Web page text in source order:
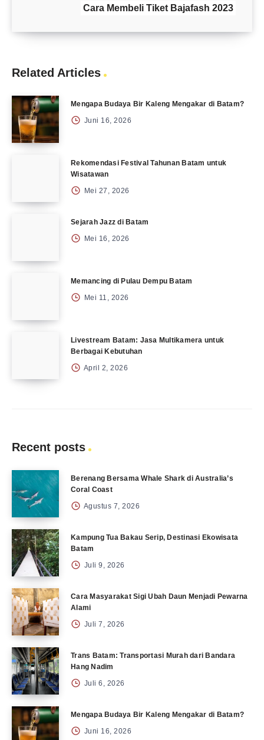
Cara Membeli Tiket Bajafash 2023
Related Articles
Mengapa Budaya Bir Kaleng Mengakar di Batam?
Juni 16, 2026
Rekomendasi Festival Tahunan Batam untuk
Wisatawan
Mei 27, 2026
Sejarah Jazz di Batam
Mei 16, 2026
Memancing di Pulau Dempu Batam
Mei 11, 2026
Livestream Batam: Jasa Multikamera untuk
Berbagai Kebutuhan
April 2, 2026
Recent posts
Berenang Bersama Whale Shark di Australia’s
Coral Coast
Agustus 7, 2026
Kampung Tua Bakau Serip, Destinasi Ekowisata
Batam
Juli 9, 2026
Cara Masyarakat Sigi Ubah Daun Menjadi Pewarna
Alami
Juli 7, 2026
Trans Batam: Transportasi Murah dari Bandara
Hang Nadim
Juli 6, 2026
Mengapa Budaya Bir Kaleng Mengakar di Batam?
Juni 16, 2026